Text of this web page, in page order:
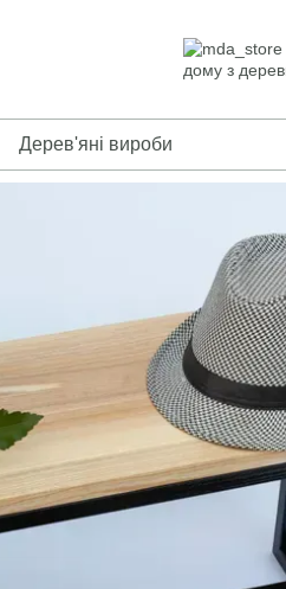
Дерев'яні вироби